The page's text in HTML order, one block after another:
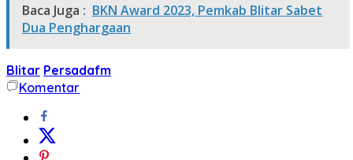
Baca Juga : BKN Award 2023, Pemkab Blitar Sabet
Dua Penghargaan
Blitar Persadafm
Komentar